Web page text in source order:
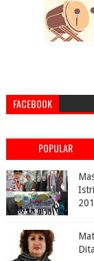
FACEBOOK
POPULAR